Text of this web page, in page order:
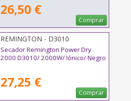
26,50 €
Comprar
REMINGTON - D3010
Secador Remington Power Dry
2000 D3010/ 2000W/ Iónico/ Negro
27,25 €
Comprar